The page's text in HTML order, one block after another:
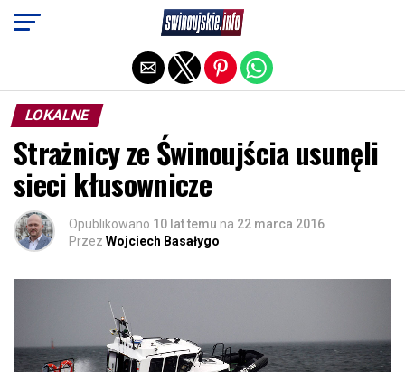
LOKALNE
Strażnicy ze Świnoujścia usunęli
sieci kłusownicze
Opublikowano 10 lat temu na 22 marca 2016
Przez Wojciech Basałygo
Exit mobile version